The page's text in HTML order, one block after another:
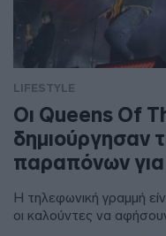
LIFESTYLE
Οι Queens Of
δημιούργησαν
παραπόνων
Η τηλεφωνική γραμμή
οι καλούντες να